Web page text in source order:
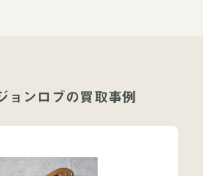
ョンロブの買取事例